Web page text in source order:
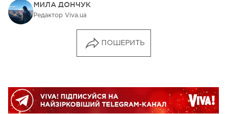
МИЛА ДОНЧУК
Редактор Viva.ua
ПОШЕРИТЬ